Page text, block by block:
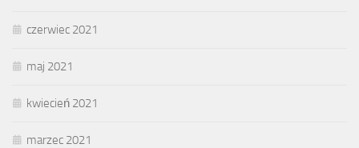
czerwiec 2021
maj 2021
kwiecień 2021
marzec 2021